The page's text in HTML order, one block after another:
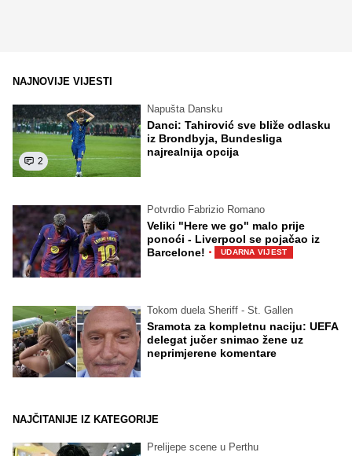
NAJNOVIJE VIJESTI
2
Napušta Dansku
Danci: Tahirović sve bliže odlasku
iz Brondbyja, Bundesliga
najrealnija opcija
Potvrdio Fabrizio Romano
Veliki "Here we go" malo prije
ponoći - Liverpool se pojačao iz
Barcelone! · UDARNA VIJEST
Tokom duela Sheriff - St. Gallen
Sramota za kompletnu naciju: UEFA
delegat jučer snimao žene uz
neprimjerene komentare
NAJČITANIJE IZ KATEGORIJE
Prelijepe scene u Perthu